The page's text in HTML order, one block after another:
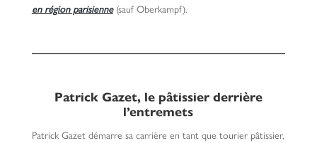
en région parisienne(sauf Oberkampf).
Patrick Gazet, le pâtissier derrière
l’entremets
Patrick Gazet démarre sa carrière en tant que tourier pâtissier,